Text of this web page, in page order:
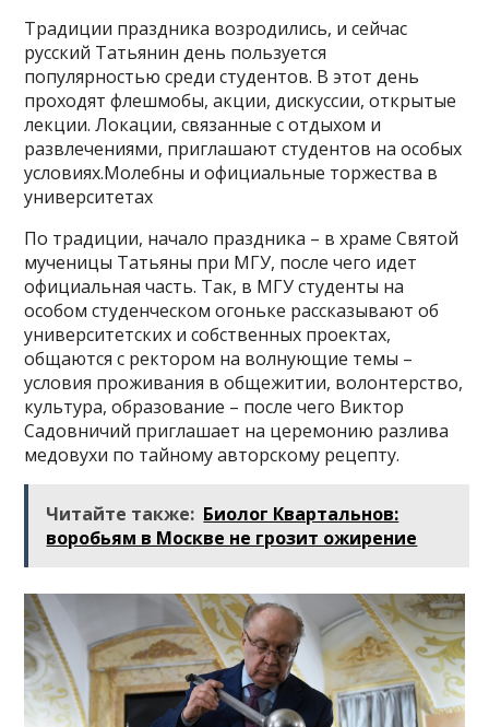
Традиции праздника возродились, и сейчас
русский Татьянин день пользуется
популярностью среди студентов. В этот день
проходят флешмобы, акции, дискуссии, открытые
лекции. Локации, связанные с отдыхом и
развлечениями, приглашают студентов на особых
условиях.Молебны и официальные торжества в
университетах
По традиции, начало праздника – в храме Святой
мученицы Татьяны при МГУ, после чего идет
официальная часть. Так, в МГУ студенты на
особом студенческом огоньке рассказывают об
университетских и собственных проектах,
общаются с ректором на волнующие темы –
условия проживания в общежитии, волонтерство,
культура, образование – после чего Виктор
Садовничий приглашает на церемонию разлива
медовухи по тайному авторскому рецепту.
Читайте также: Биолог Квартальнов:
воробьям в Москве не грозит ожирение